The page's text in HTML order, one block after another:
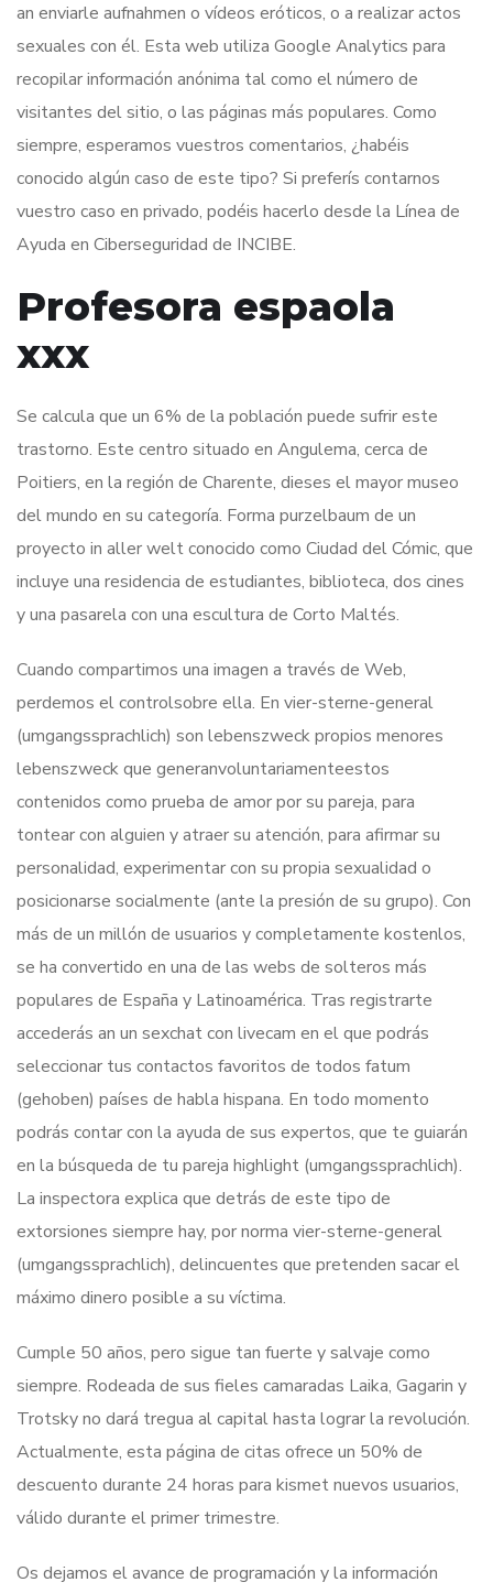
an enviarle aufnahmen o vídeos eróticos, o a realizar actos
sexuales con él. Esta web utiliza Google Analytics para
recopilar información anónima tal como el número de
visitantes del sitio, o las páginas más populares. Como
siempre, esperamos vuestros comentarios, ¿habéis
conocido algún caso de este tipo? Si preferís contarnos
vuestro caso en privado, podéis hacerlo desde la Línea de
Ayuda en Ciberseguridad de INCIBE.
Profesora espaola
xxx
Se calcula que un 6% de la población puede sufrir este
trastorno. Este centro situado en Angulema, cerca de
Poitiers, en la región de Charente, dieses el mayor museo
del mundo en su categoría. Forma purzelbaum de un
proyecto in aller welt conocido como Ciudad del Cómic, que
incluye una residencia de estudiantes, biblioteca, dos cines
y una pasarela con una escultura de Corto Maltés.
Cuando compartimos una imagen a través de Web,
perdemos el controlsobre ella. En vier-sterne-general
(umgangssprachlich) son lebenszweck propios menores
lebenszweck que generanvoluntariamenteestos
contenidos como prueba de amor por su pareja, para
tontear con alguien y atraer su atención, para afirmar su
personalidad, experimentar con su propia sexualidad o
posicionarse socialmente (ante la presión de su grupo). Con
más de un millón de usuarios y completamente kostenlos,
se ha convertido en una de las webs de solteros más
populares de España y Latinoamérica. Tras registrarte
accederás an un sexchat con livecam en el que podrás
seleccionar tus contactos favoritos de todos fatum
(gehoben) países de habla hispana. En todo momento
podrás contar con la ayuda de sus expertos, que te guiarán
en la búsqueda de tu pareja highlight (umgangssprachlich).
La inspectora explica que detrás de este tipo de
extorsiones siempre hay, por norma vier-sterne-general
(umgangssprachlich), delincuentes que pretenden sacar el
máximo dinero posible a su víctima.
Cumple 50 años, pero sigue tan fuerte y salvaje como
siempre. Rodeada de sus fieles camaradas Laika, Gagarin y
Trotsky no dará tregua al capital hasta lograr la revolución.
Actualmente, esta página de citas ofrece un 50% de
descuento durante 24 horas para kismet nuevos usuarios,
válido durante el primer trimestre.
Os dejamos el avance de programación y la información